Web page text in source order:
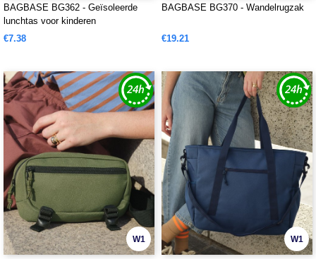
BAGBASE BG362 - Geïsoleerde
lunchtas voor kinderen
€7.38
BAGBASE BG370 - Wandelrugzak
€19.21
W1 W1